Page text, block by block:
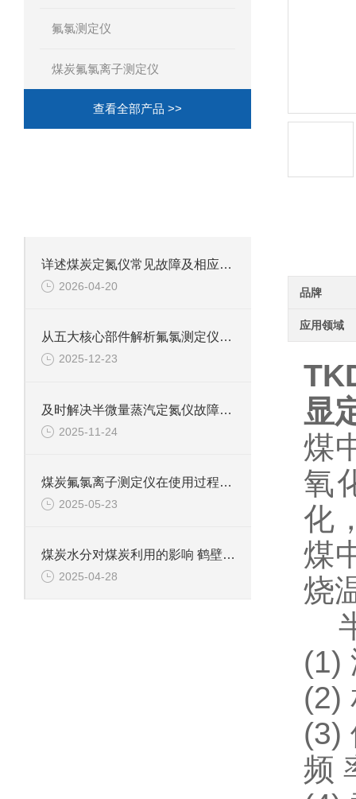
品牌
应用领域
显
煤
氧
化
煤
烧
(1)
(2)
(3)
频
氟氯测定仪
煤炭氟氯离子测定仪
查看全部产品 >>
详述煤炭定氮仪常见故障及相应解决措施
2026-04-20
从五大核心部件解析氟氯测定仪的技术特点
2025-12-23
及时解决半微量蒸汽定氮仪故障是保障检测数据准确可靠的关键
2025-11-24
煤炭氟氯离子测定仪在使用过程中的常见问题相应解决方法分享
2025-05-23
煤炭水分对煤炭利用的影响 鹤壁新天科专业煤质水分分析
2025-04-28